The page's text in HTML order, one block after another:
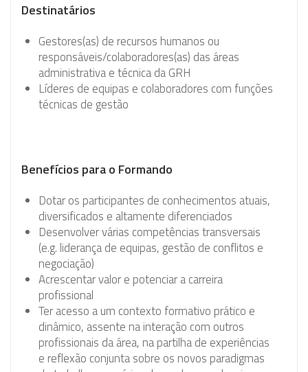
Destinatários
Gestores(as) de recursos humanos ou
responsáveis/colaboradores(as) das áreas
administrativa e técnica da GRH
Líderes de equipas e colaboradores com funções
técnicas de gestão
Benefícios para o Formando
Dotar os participantes de conhecimentos atuais,
diversificados e altamente diferenciados
Desenvolver várias competências transversais
(e.g. liderança de equipas, gestão de conflitos e
negociação)
Acrescentar valor e potenciar a carreira
profissional
Ter acesso a um contexto formativo prático e
dinâmico, assente na interação com outros
profissionais da área, na partilha de experiências
e reflexão conjunta sobre os novos paradigmas